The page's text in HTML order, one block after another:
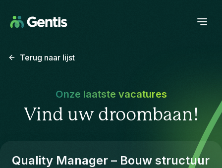
Terug naar lijst
Onze laatste vacatures
Vind uw droombaan!
Quality Manager – Bouw structuur